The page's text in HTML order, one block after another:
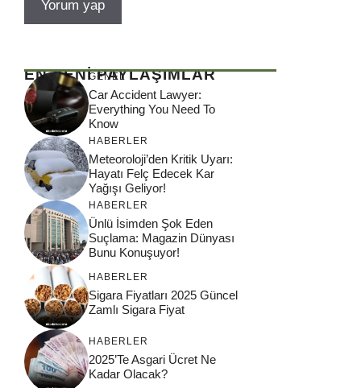
EN YENİ PAYLAŞIMLAR
GENEL
Car Accident Lawyer:
Everything You Need To
Know
HABERLER
Meteoroloji’den Kritik Uyarı:
Hayatı Felç Edecek Kar
Yağışı Geliyor!
HABERLER
Ünlü İsimden Şok Eden
Suçlama: Magazin Dünyası
Bunu Konuşuyor!
HABERLER
Sigara Fiyatları 2025 Güncel
Zamlı Sigara Fiyat
HABERLER
2025’Te Asgari Ücret Ne
Kadar Olacak?